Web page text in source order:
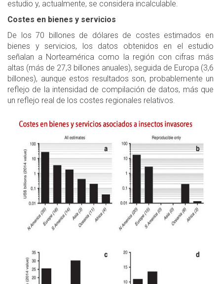
estudio y, actualmente, se considera incalculable.
Costes en bienes y servicios
De los 70 billones de dólares de costes estimados en
bienes y servicios, los datos obtenidos en el estudio
señalan a Norteamérica como la región con cifras más
altas (más de 27,3 billones anuales), seguida de Europa (3,6
billones), aunque estos resultados son, probablemente un
reflejo de la intensidad de compilación de datos, más que
un reflejo real de los costes regionales relativos.